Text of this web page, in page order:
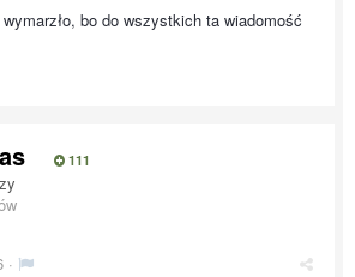
bo do wszystkich ta wiadomość
111
·